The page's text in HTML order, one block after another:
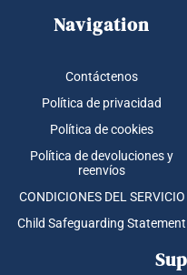
Navigation
Contáctenos
Política de privacidad
Política de cookies
Política de devoluciones y
reenvíos
CONDICIONES DEL SERVICIO
Child Safeguarding Statement